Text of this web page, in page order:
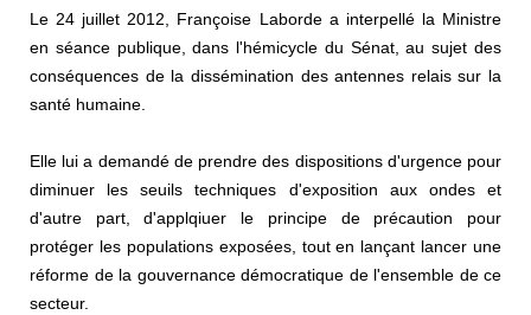
Le 24 juillet 2012, Françoise Laborde a interpellé la Ministre
en séance publique, dans l'hémicycle du Sénat, au sujet des
conséquences de la dissémination des antennes relais sur la
santé humaine.
Elle lui a demandé de prendre des dispositions d'urgence pour
diminuer les seuils techniques d'exposition aux ondes et
d'autre part, d'applqiuer le principe de précaution pour
protéger les populations exposées, tout en lançant lancer une
réforme de la gouvernance démocratique de l'ensemble de ce
secteur.